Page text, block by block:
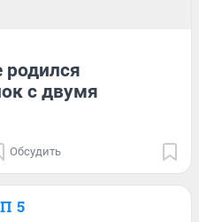
родился
с двумя
Обсудить
5